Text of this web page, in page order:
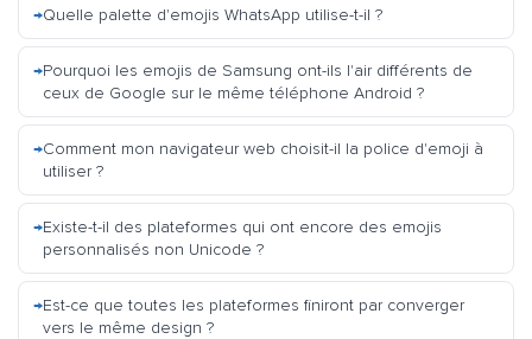
Quelle palette d'emojis WhatsApp utilise-t-il ?
Pourquoi les emojis de Samsung ont-ils l'air différents de
ceux de Google sur le même téléphone Android ?
Comment mon navigateur web choisit-il la police d'emoji à
utiliser ?
Existe-t-il des plateformes qui ont encore des emojis
personnalisés non Unicode ?
Est-ce que toutes les plateformes finiront par converger
vers le même design ?